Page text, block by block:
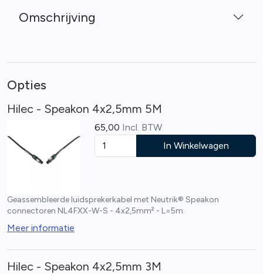
Omschrijving
Opties
Hilec - Speakon 4x2,5mm 5M
65,00 Incl. BTW
In Winkelwagen
Geassembleerde luidsprekerkabel met Neutrik® Speakon
connectoren NL4FXX-W-S - 4x2,5mm² - L=5m.
Meer informatie
Hilec - Speakon 4x2,5mm 3M